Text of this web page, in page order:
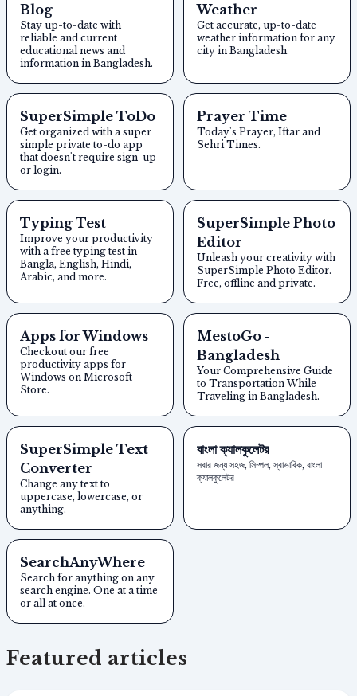
Blog
Stay up-to-date with
reliable and current
educational news and
information in Bangladesh.
Weather
Get accurate, up-to-date
weather information for any
city in Bangladesh.
SuperSimple ToDo
Get organized with a super
simple private to-do app
that doesn't require sign-up
or login.
Prayer Time
Today's Prayer, Iftar and
Sehri Times.
Typing Test
Improve your productivity
with a free typing test in
Bangla, English, Hindi,
Arabic, and more.
SuperSimple Photo
Editor
Unleash your creativity with
SuperSimple Photo Editor.
Free, offline and private.
Apps for Windows
Checkout our free
productivity apps for
Windows on Microsoft
Store.
MestoGo -
Bangladesh
Your Comprehensive Guide
to Transportation While
Traveling in Bangladesh.
SuperSimple Text
Converter
Change any text to
uppercase, lowercase, or
anything.
বাংলা ক্যালকুলেটর
সবার জন্য সহজ, সিম্পল, স্বাভাবিক, বাংলা
ক্যালকুলেটর
SearchAnyWhere
Search for anything on any
search engine. One at a time
or all at once.
Featured articles